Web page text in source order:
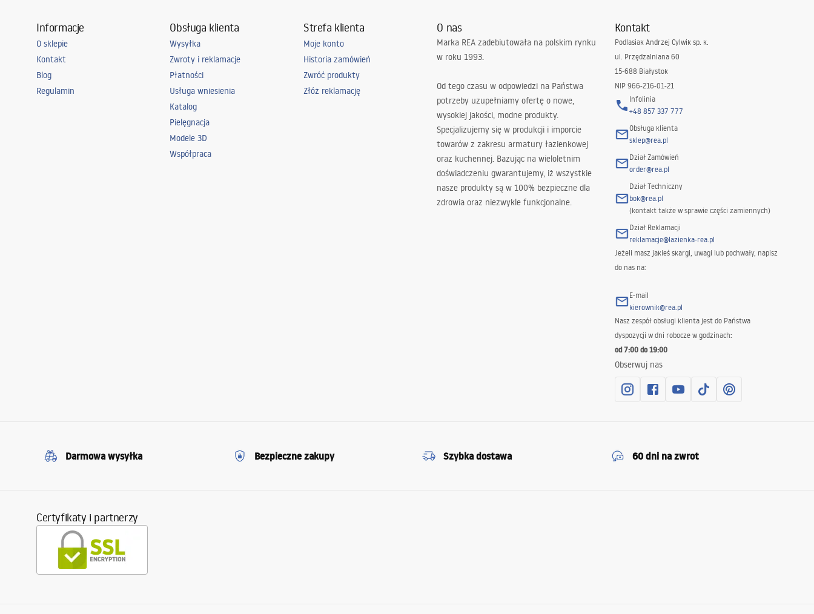
Informacje
O sklepie
Kontakt
Blog
Regulamin
Obsługa klienta
Wysyłka
Zwroty i reklamacje
Płatności
Usługa wniesienia
Katalog
Pielęgnacja
Modele 3D
Współpraca
Strefa klienta
Moje konto
Historia zamówień
Zwróć produkty
Złóż reklamację
O nas
Marka REA zadebiutowała na polskim rynku
w roku 1993.
Od tego czasu w odpowiedzi na Państwa
potrzeby uzupełniamy ofertę o nowe,
wysokiej jakości, modne produkty.
Specjalizujemy się w produkcji i imporcie
towarów z zakresu armatury łazienkowej
oraz kuchennej. Bazując na wieloletnim
doświadczeniu gwarantujemy, iż wszystkie
nasze produkty są w 100% bezpieczne dla
zdrowia oraz niezwykle funkcjonalne.
Kontakt
Podlasiak Andrzej Cylwik sp. k.
ul. Przędzalniana 60
15-688 Białystok
NIP 966-216-01-21
Infolinia
+48 857 337 777
Obsługa klienta
sklep@rea.pl
Dział Zamówień
order@rea.pl
Dział Techniczny
bok@rea.pl
(kontakt także w sprawie części zamiennych)
Dział Reklamacji
reklamacje@lazienka-rea.pl
Jeżeli masz jakieś skargi, uwagi lub pochwały, napisz
do nas na:
E-mail
kierownik@rea.pl
Nasz zespół obsługi klienta jest do Państwa
dyspozycji w dni robocze w godzinach:
od 7:00 do 19:00
Obserwuj nas
Darmowa wysyłka Bezpieczne zakupy Szybka dostawa 60 dni na zwrot
Certyfikaty i partnerzy